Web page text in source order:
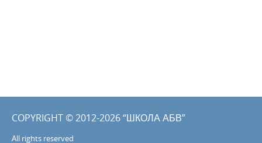
COPYRIGHT © 2012-2026 “ШКОЛА АБВ”
All rights reserved